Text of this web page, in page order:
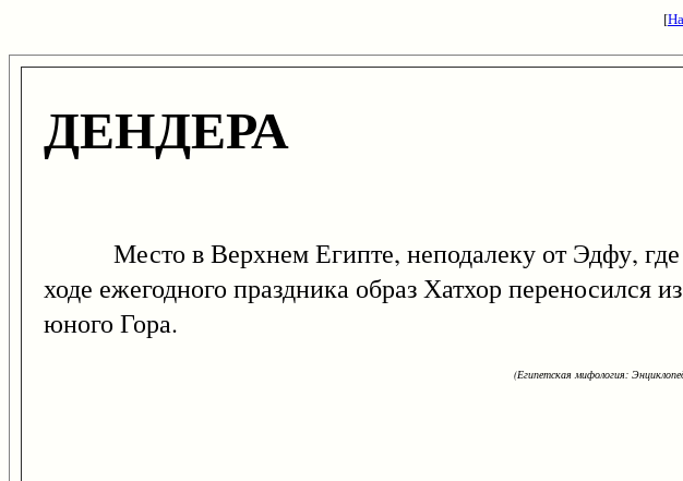
[
ДЕНДЕРА
Место в Верхнем Египте, неподалеку от Эдфу, где
ходе ежегодного праздника образ Хатхор переносился
юного Гора.
(Египетская мифология: